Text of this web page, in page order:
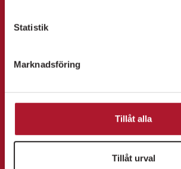
Statistik
Marknadsföring
Tillåt alla
Tillåt urval